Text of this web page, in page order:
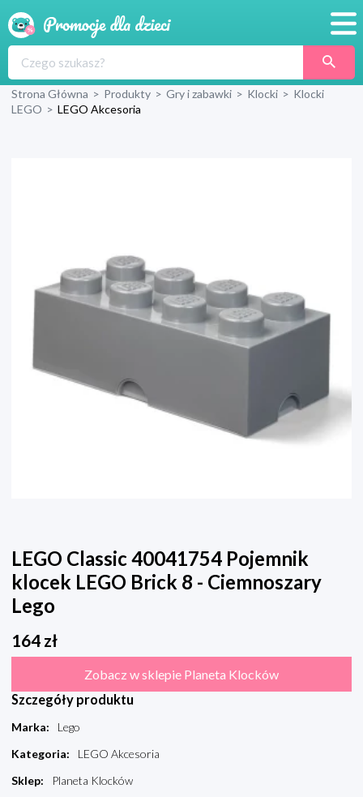
Produkty
Strona Główna > Produkty > Gry i zabawki > Klocki > Klocki
LEGO > LEGO Akcesoria
LEGO Classic 40041754 Pojemnik
klocek LEGO Brick 8 - Ciemnoszary
Lego
164 zł
Zobacz w sklepie Planeta Klocków
Szczegóły produktu
Marka:
Lego
Kategoria:
LEGO Akcesoria
Sklep:
Planeta Klocków